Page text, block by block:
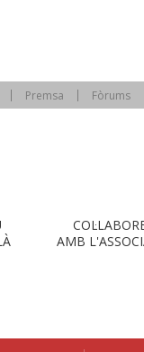
Premsa Fòrums
AMB